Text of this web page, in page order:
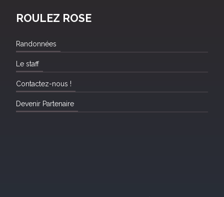
ROULEZ ROSE
Randonnées
Le staff
Contactez-nous !
Devenir Partenaire